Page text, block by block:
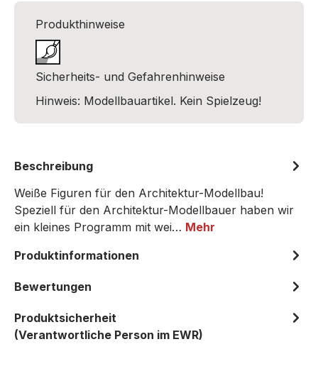
Produkthinweise
Sicherheits- und Gefahrenhinweise
Hinweis: Modellbauartikel. Kein Spielzeug!
Beschreibung
Weiße Figuren für den Architektur-Modellbau!
Speziell für den Architektur-Modellbauer haben wir
ein kleines Programm mit wei… Mehr
Produktinformationen
Bewertungen
Produktsicherheit
(Verantwortliche Person im EWR)